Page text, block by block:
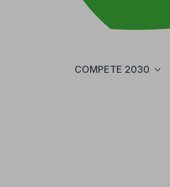
COMPETE 2030